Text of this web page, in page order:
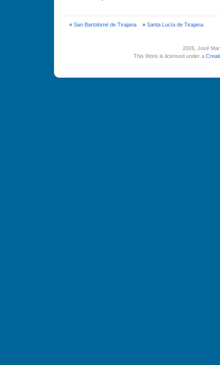
« San Bartolomé de Tirajana» Santa Lucí­a de Tirajana
2026, José
This Work is licensed under a